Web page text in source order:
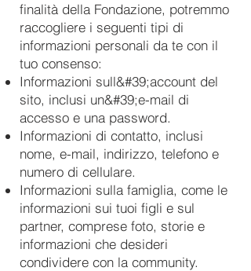
finalità della Fondazione, potremmo
raccogliere i seguenti tipi di
informazioni personali da te con il
tuo consenso:
Informazioni sull&#39;account del
sito, inclusi un&#39;e-mail di
accesso e una password.
Informazioni di contatto, inclusi
nome, e-mail, indirizzo, telefono e
numero di cellulare.
Informazioni sulla famiglia, come le
informazioni sui tuoi figli e sul
partner, comprese foto, storie e
informazioni che desideri
condividere con la community.